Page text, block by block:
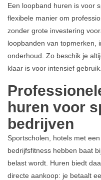
Een loopband huren is voor
flexibele manier om
zonder grote investering
loopbanden van topmerken,
onderhoud. Zo beschik je
klaar is voor intensief gebruik.
huren voor
bedrijven
Sportscholen, hotels met
bedrijfsfitness hebben baat
belast wordt. Huren biedt
directe aankoop: je betaalt